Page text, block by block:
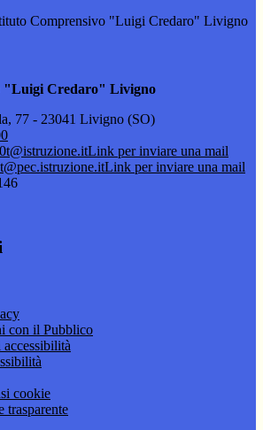
Comprensivo "Luigi Credaro" Livigno
"Luigi Credaro" Livigno
77 - 23041 Livigno (SO)
Link per inviare una mail
Link per inviare una mail
con il Pubblico
cookie
trasparente